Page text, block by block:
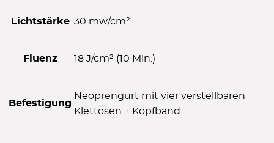
Lichtstärke 30 mw/cm²
Fluenz 18 J/cm² (10 Min.)
Befestigung
Neoprengurt mit vier verstellbaren
Klettösen + Kopfband